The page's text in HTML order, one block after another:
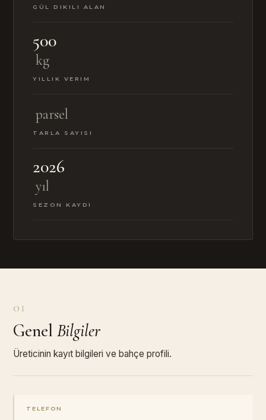
GÜL DIKILI ALAN
500
kg
YILLIK VERIM
parsel
TARLA SAYISI
2026
yıl
SEZON KAYDI
01
Genel Bilgiler
Üreticinin kayıt bilgileri ve bahçe profili.
TELEFON